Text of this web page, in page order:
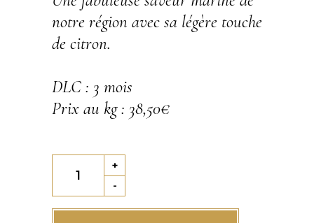
notre région avec sa légère touche
de citron.
DLC : 3 mois
Prix au kg : 38,50€
apéritif
-
+